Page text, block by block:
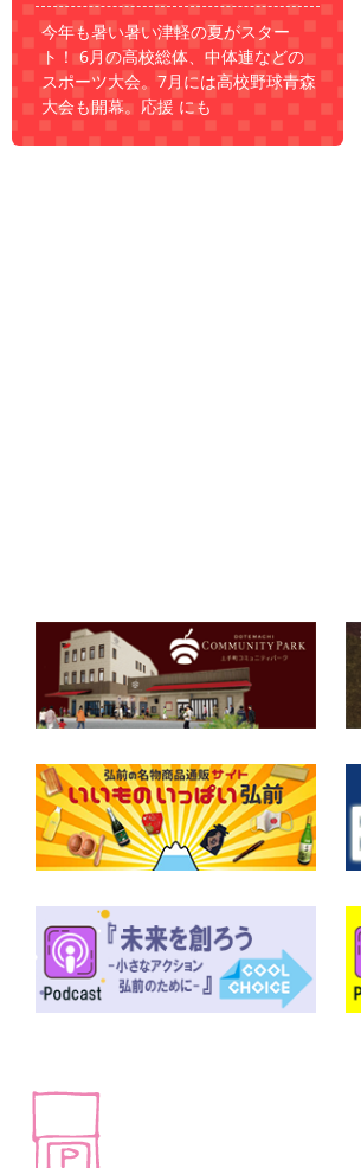
今年も暑い暑い津軽の夏がスター
ト！ 6月の高校総体、中体連などの
スポーツ大会。7月には高校野球青森
大会も開幕。応援 にも